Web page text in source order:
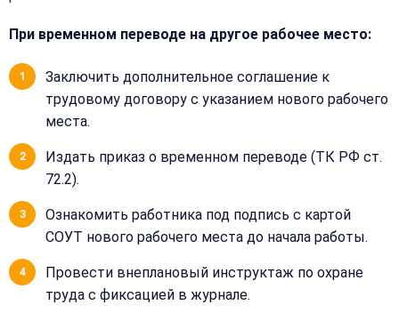
Закрыть
При временном переводе на другое рабочее место:
Заключить дополнительное соглашение к
трудовому договору с указанием нового рабочего
места.
Издать приказ о временном переводе (ТК РФ ст.
72.2).
Ознакомить работника под подпись с картой
СОУТ нового рабочего места до начала работы.
Провести внеплановый инструктаж по охране
труда с фиксацией в журнале.
Написать
нам
Имя:
консультация
имя
и
—
перезвоним
и